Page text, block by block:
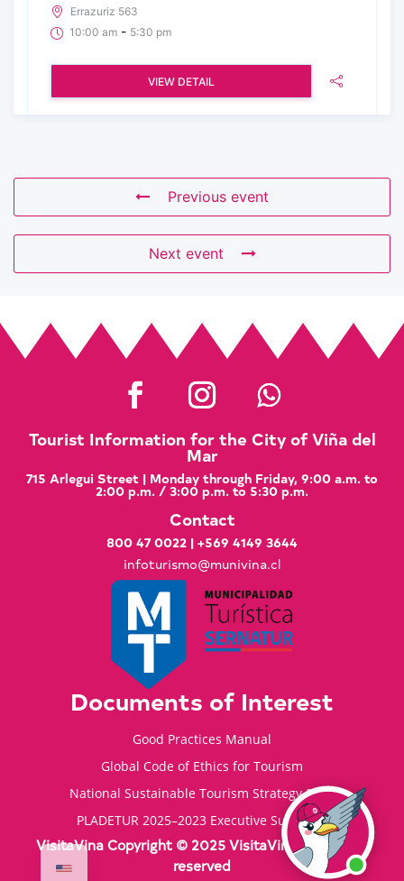
Errazuriz 563
10:00 am - 5:30 pm
VIEW DETAIL
Previous event
Next event
Tourist Information for the City of Viña del
Mar
715 Arlegui Street | Monday through Friday, 9:00 a.m. to
2:00 p.m. / 3:00 p.m. to 5:30 p.m.
Contact
800 47 0022 | +569 4149 3644
infoturismo@munivina.cl
Documents of Interest
Good Practices Manual
Global Code of Ethics for Tourism
National Sustainable Tourism Strategy 2035
PLADETUR 2025–2023 Executive Summary
VisitaVina Copyright © 2025 VisitaVina - All rights
reserved